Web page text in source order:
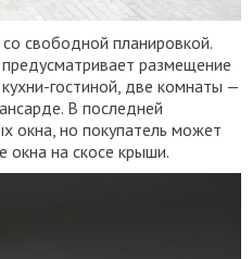
свободной планировкой.
размещение
гостиной, две комнаты —
В последней
окна, но покупатель может
окна на скосе крыши.